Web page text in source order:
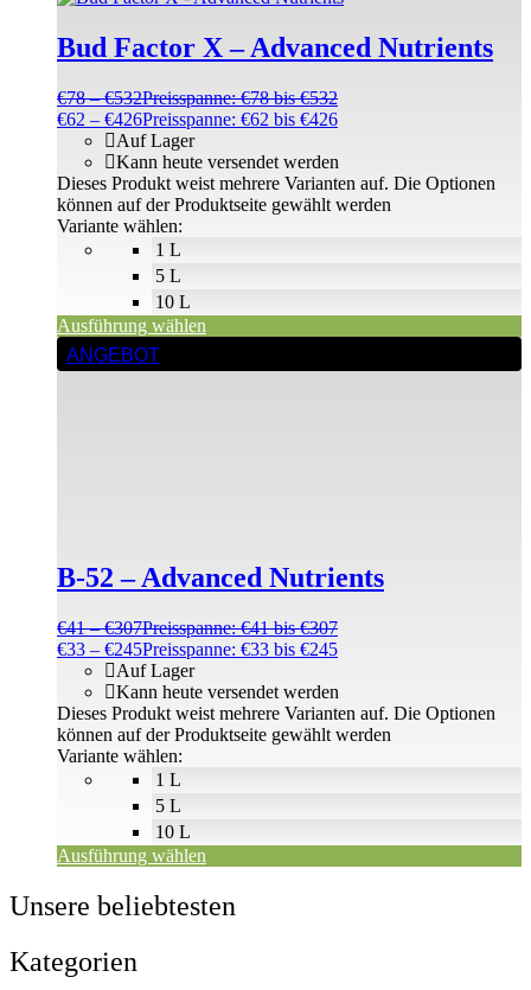
Bud Factor X – Advanced Nutrients
€78 –€532Preisspanne: €78 bis €532
€62 – €426Preisspanne: €62 bis €426
1 L
5 L
10 L
Auf Lager
Kann heute versendet werden
Variante wählen:
Ausführung wählen
Dieses Produkt weist mehrere Varianten auf. Die Optionen
können auf der Produktseite gewählt werden
ANGEBOT
B-52 – Advanced Nutrients
€41 –€307Preisspanne: €41 bis €307
€33 – €245Preisspanne: €33 bis €245
1 L
5 L
10 L
Auf Lager
Kann heute versendet werden
Variante wählen:
Ausführung wählen
Dieses Produkt weist mehrere Varianten auf. Die Optionen
können auf der Produktseite gewählt werden
Unsere beliebtesten
Kategorien